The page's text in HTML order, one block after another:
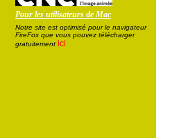
Pour les utilisateurs de Mac
Notre site est optimisé pour le navigateur
FireFox que vous pouvez télécharger
gratuitement ici